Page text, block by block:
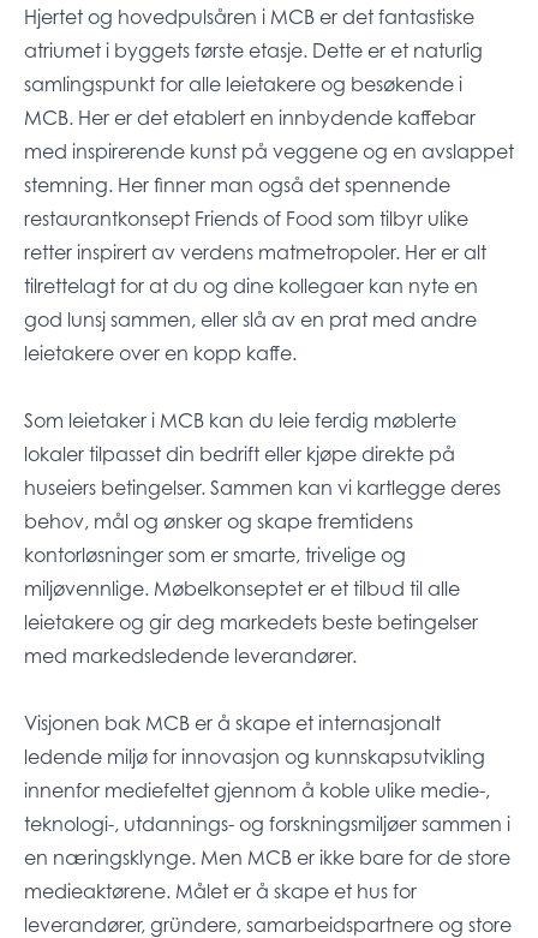
Hjertet og hovedpulsåren i MCB er det fantastiske
atriumet i byggets første etasje. Dette er et naturlig
samlingspunkt for alle leietakere og besøkende i
MCB. Her er det etablert en innbydende kaffebar
med inspirerende kunst på veggene og en avslappet
stemning. Her finner man også det spennende
restaurantkonsept Friends of Food som tilbyr ulike
retter inspirert av verdens matmetropoler. Her er alt
tilrettelagt for at du og dine kollegaer kan nyte en
god lunsj sammen, eller slå av en prat med andre
leietakere over en kopp kaffe.
Som leietaker i MCB kan du leie ferdig møblerte
lokaler tilpasset din bedrift eller kjøpe direkte på
huseiers betingelser. Sammen kan vi kartlegge deres
behov, mål og ønsker og skape fremtidens
kontorløsninger som er smarte, trivelige og
miljøvennlige. Møbelkonseptet er et tilbud til alle
leietakere og gir deg markedets beste betingelser
med markedsledende leverandører.
Visjonen bak MCB er å skape et internasjonalt
ledende miljø for innovasjon og kunnskapsutvikling
innenfor mediefeltet gjennom å koble ulike medie-,
teknologi-, utdannings- og forskningsmiljøer sammen i
en næringsklynge. Men MCB er ikke bare for de store
medieaktørene. Målet er å skape et hus for
leverandører, gründere, samarbeidspartnere og store